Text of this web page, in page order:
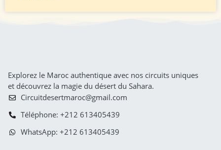
Explorez le Maroc authentique avec nos circuits uniques
et découvrez la magie du désert du Sahara.
Circuitdesertmaroc@gmail.com
Téléphone: +212 613405439
WhatsApp: +212 613405439